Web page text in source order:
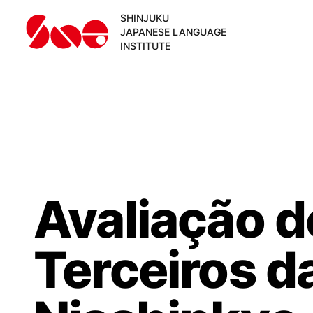
SHINJUKU
JAPANESE LANGUAGE
INSTITUTE
Avaliação
Terceiros